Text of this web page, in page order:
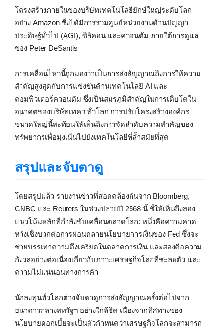
โครงสร้างภายในของบริษัทเทคโนโลยียักษ์ใหญ่ระดับโลก
อย่าง Amazon ซึ่งได้มีการรวมศูนย์หน่วยงานด้านปัญญา
ประดิษฐ์ทั่วไป (AGI), ซิลิคอน และควอนตัม ภายใต้การดูแล
ของ Peter DeSantis
การเคลื่อนไหวนี้ถูกมองว่าเป็นการส่งสัญญาณถึงการให้ความ
สำคัญสูงสุดกับการแข่งขันด้านเทคโนโลยี AI และ
คอมพิวเตอร์ควอนตัม ซึ่งเป็นสมรภูมิสำคัญในการเติบโตใน
อนาคตของบริษัทเทคฯ ทั่วโลก การปรับโครงสร้างองค์กร
ขนาดใหญ่นี้สะท้อนให้เห็นถึงการจัดลำดับความสำคัญของ
ทรัพยากรเพื่อมุ่งเน้นไปยังเทคโนโลยีที่ล้ำสมัยที่สุด
สรุปและจับตาดู
โดยสรุปแล้ว รายงานข่าวที่สอดคล้องกันจาก Bloomberg,
CNBC และ Reuters ในช่วงปลายปี 2568 นี้ ชี้ให้เห็นถึงสอง
แนวโน้มหลักที่กำลังขับเคลื่อนตลาดโลก: หนึ่งคือความคาด
หวังเชิงบวกต่อการผ่อนคลายนโยบายการเงินของ Fed ซึ่งจะ
ช่วยบรรเทาความตึงเครียดในตลาดการเงิน และสองคือความ
กังวลอย่างต่อเนื่องเกี่ยวกับภาวะเศรษฐกิจโลกที่ชะลอตัว และ
ความไม่แน่นอนทางการค้า
นักลงทุนทั่วโลกต่างจับตาดูการส่งสัญญาณครั้งต่อไปจาก
ธนาคารกลางสหรัฐฯ อย่างใกล้ชิด เนื่องจากทิศทางของ
นโยบายดอกเบี้ยจะเป็นตัวกำหนดว่าเศรษฐกิจโลกจะสามารถ